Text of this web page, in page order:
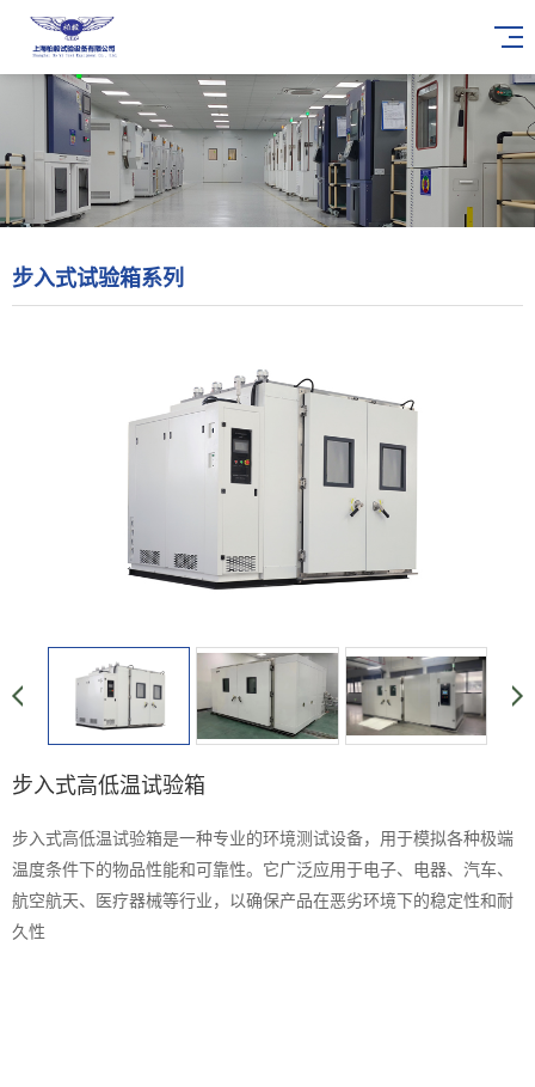
步入式试验箱系列
步入式高低温试验箱
步入式高低温试验箱是一种专业的环境测试设备，用于模拟各种极端
温度条件下的物品性能和可靠性。它广泛应用于电子、电器、汽车、
航空航天、医疗器械等行业，以确保产品在恶劣环境下的稳定性和耐
久性